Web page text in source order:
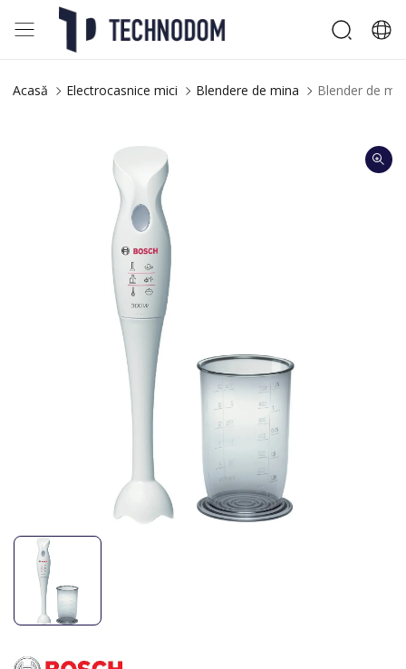
Acasă Electrocasnice mici Blendere de mina Blender de